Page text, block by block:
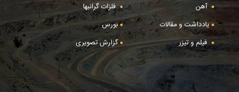
آهن
فلزات گرانبها
یادداشت و مقالات
بورس
فیلم و تیزر
گزارش تصویری